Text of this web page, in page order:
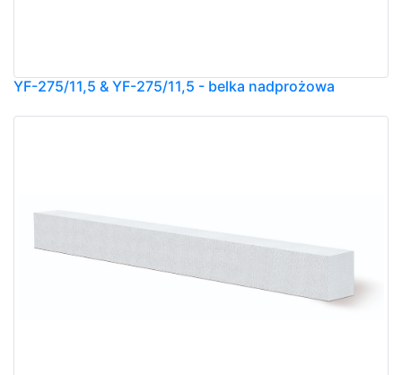
YF-275/11,5 & YF-275/11,5 - belka nadprożowa